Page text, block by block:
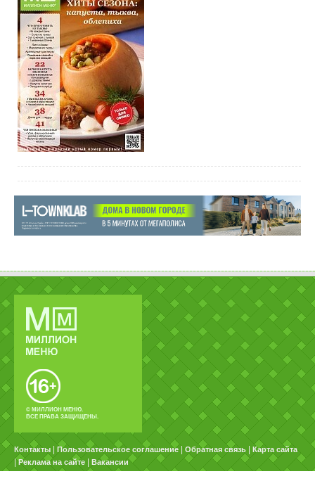
© МИЛЛИОН МЕНЮ.
ВСЕ ПРАВА ЗАЩИЩЕНЫ.
Контакты Пользовательское соглашение Обратная связь Карта сайта
|Реклама на сайте Вакансии